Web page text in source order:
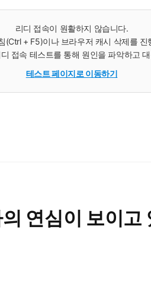
리디 접속이 원활하지 않습니다.
(Ctrl + F5)이나 브라우저 캐시 삭제를 진
접속 테스트를 통해 원인을 파악하고
테스트 페이지로 이동하기
연심이 보이고